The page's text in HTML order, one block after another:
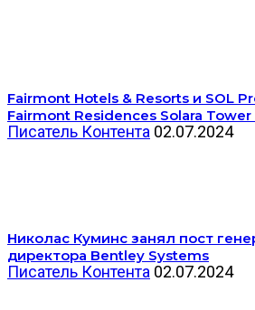
Fairmont Hotels & Resorts и SOL
Fairmont Residences Solara Tower
Писатель Контента 02.07.2024
Николас Куминс занял пост
директора Bentley Systems
Писатель Контента 02.07.2024